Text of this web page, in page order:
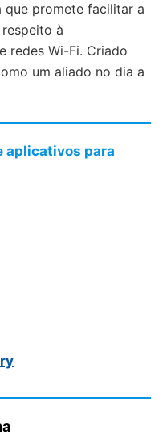
que promete facilitar a
à
redes Wi-Fi. Criado
um aliado no dia a
aplicativos para